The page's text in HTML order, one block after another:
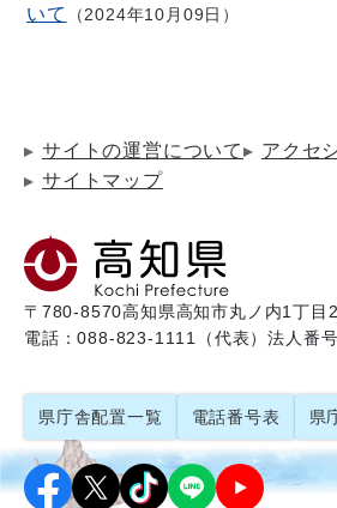
いて
2024年10月09日
サイトの運営について
アクセ
サイトマップ
〒780-8570高知県高知市丸ノ内1丁目
電話：088-823-1111（代表）法人番
県庁舎配置一覧 電話番号表 県